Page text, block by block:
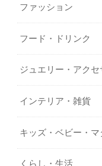
ファッション
フード・ドリンク
ジュエリー・アクセ
インテリア・雑貨
キッズ・ベビー・マ
くらし・生活